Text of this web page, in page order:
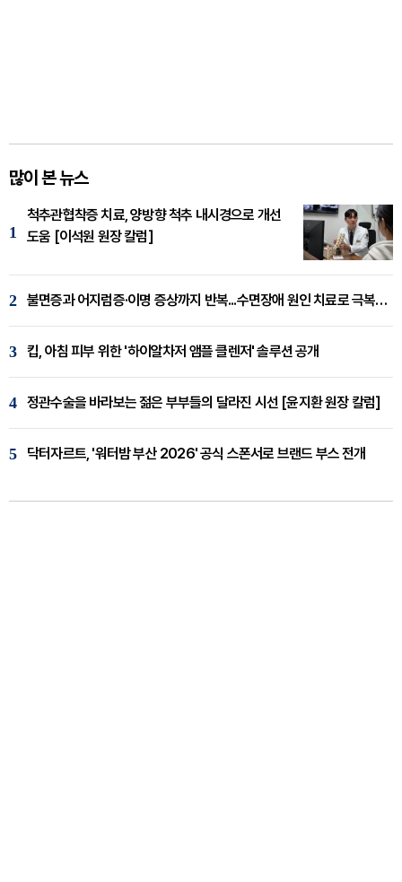
많이 본 뉴스
1
척추관협착증 치료, 양방향 척추 내시경으로 개선
도움 [이석원 원장 칼럼]
2 불면증과 어지럼증·이명 증상까지 반복...수면장애 원인 치료로 극복해야
3 킵, 아침 피부 위한 '하이알차저 앰플 클렌저' 솔루션 공개
4 정관수술을 바라보는 젊은 부부들의 달라진 시선 [윤지환 원장 칼럼]
5 닥터자르트, '워터밤 부산 2026' 공식 스폰서로 브랜드 부스 전개